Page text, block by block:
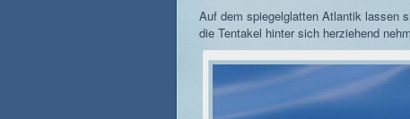
Auf dem spiegelglatten Atlantik lassen
die Tentakel hinter sich herziehend